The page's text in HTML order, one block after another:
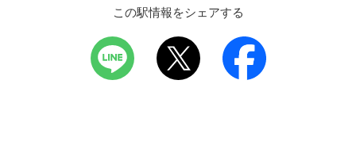
この駅情報をシェアする